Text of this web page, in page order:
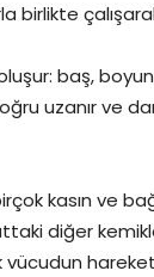
birlikte
baş,
uzanır ve
kasın ve
diğer